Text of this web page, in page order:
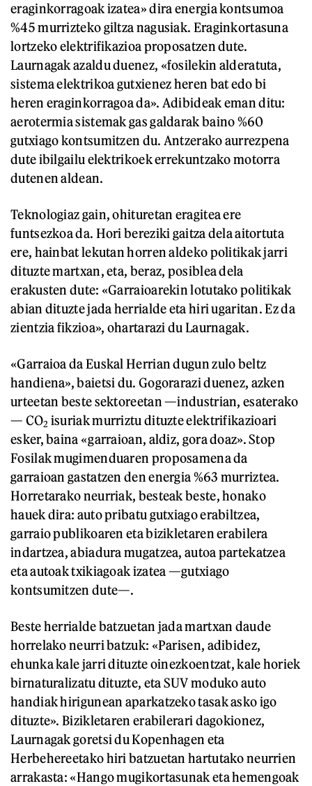
eraginkorragoak izatea» dira energia kontsumoa
%45 murrizteko giltza nagusiak. Eraginkortasuna
lortzeko elektrifikazioa proposatzen dute.
Laurnagak azaldu duenez, «fosilekin alderatuta,
sistema elektrikoa gutxienez heren bat edo bi
heren eraginkorragoa da». Adibideak eman ditu:
aerotermia sistemak gas galdarak baino %60
gutxiago kontsumitzen du. Antzerako aurrezpena
dute ibilgailu elektrikoek errekuntzako motorra
dutenen aldean.
Teknologiaz gain, ohituretan eragitea ere
funtsezkoa da. Hori bereziki gaitza dela aitortuta
ere, hainbat lekutan horren aldeko politikak jarri
dituzte martxan, eta, beraz, posiblea dela
erakusten dute: «Garraioarekin lotutako politikak
abian dituzte jada herrialde eta hiri ugaritan. Ez da
zientzia fikzioa», ohartarazi du Laurnagak.
«Garraioa da Euskal Herrian dugun zulo beltz
handiena», baietsi du. Gogorarazi duenez, azken
urteetan beste sektoreetan —industrian, esaterako
— CO2 isuriak murriztu dituzte elektrifikazioari
esker, baina «garraioan, aldiz, gora doaz». Stop
Fosilak mugimenduaren proposamena da
garraioan gastatzen den energia %63 murriztea.
Horretarako neurriak, besteak beste, honako
hauek dira: auto pribatu gutxiago erabiltzea,
garraio publikoaren eta bizikletaren erabilera
indartzea, abiadura mugatzea, autoa partekatzea
eta autoak txikiagoak izatea —gutxiago
kontsumitzen dute—.
Beste herrialde batzuetan jada martxan daude
horrelako neurri batzuk: «Parisen, adibidez,
ehunka kale jarri dituzte oinezkoentzat, kale horiek
birnaturalizatu dituzte, eta SUV moduko auto
handiak hirigunean aparkatzeko tasak asko igo
dituzte». Bizikletaren erabilerari dagokionez,
Laurnagak goretsi du Kopenhagen eta
Herbehereetako hiri batzuetan hartutako neurrien
arrakasta: «Hango mugikortasunak eta hemengoak